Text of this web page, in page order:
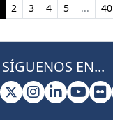
(current)
2 3 4 5 ... 40
SÍGUENOS EN...